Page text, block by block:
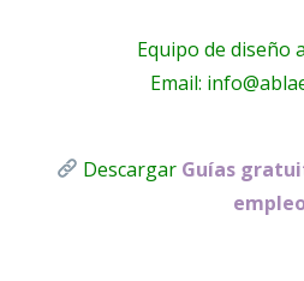
Equipo de diseño
Email:
Descargar Guías